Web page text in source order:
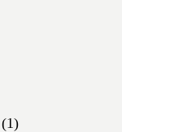
(1)